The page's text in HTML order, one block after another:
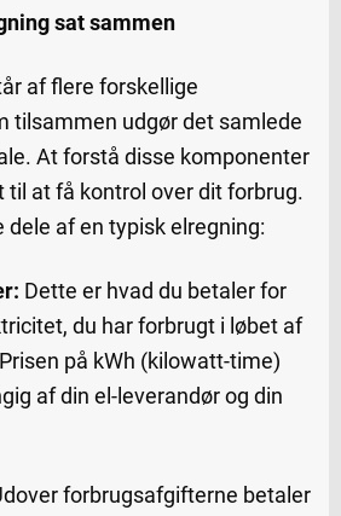
sat sammen
af flere forskellige
tilsammen udgør det samlede
At forstå disse komponenter
til at få kontrol over dit forbrug.
dele af en typisk elregning:
Dette er hvad du betaler for
du har forbrugt i løbet af
på kWh (kilowatt-time)
af din el-leverandør og din
forbrugsafgifterne betaler